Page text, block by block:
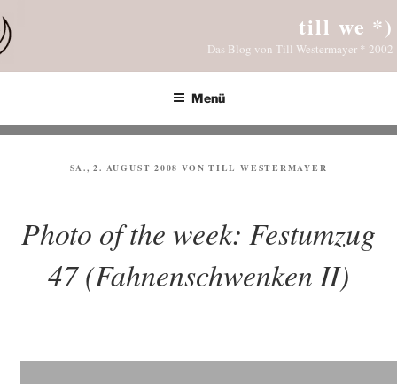
Inhalt
springen
till we *)
Das Blog von Till Westermayer * 2002
Menü
VERÖFFENTLICHT
SA., 2. AUGUST 2008 VONTILL WESTERMAYER
Photo of the week: Festumzug
47 (Fahnenschwenken II)